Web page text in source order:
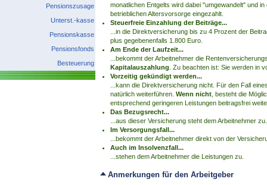
Pensionszusage
Unterst.-kasse
Pensionskasse
Pensionsfonds
Besteuerung
monatlichen Entgelts wird dabei "umgewandelt" und
betrieblichen Altersvorsorge eingezahlt.
Steuerfreie Einzahlung der Beiträge...
...in die Direktversicherung bis zu 4 Prozent der
plus gegebenenfalls 1.800 Euro.
Am Ende der Laufzeit...
...bekommt der Arbeitnehmer die
Kapitalauszahlung . Zu beachten ist: Sie werden in
Vorzeitig gekündigt werden...
...kann die Direktversicherung nicht. Für den Fall
natürlich weiterführen. Wenn nicht , besteht die
entsprechend geringeren Leistungen beitragsfrei
Das Bezugsrecht...
...aus dieser Versicherung steht dem Arbeitnehmer zu.
Im Versorgungsfall...
...bekommt der Arbeitnehmer direkt von der
Auch im Insolvenzfall...
...stehen dem Arbeitnehmer die Leistungen zu.
Anmerkungen für den Arbeitgeber